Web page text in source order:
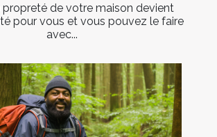
propreté de votre maison devient
pour vous et vous pouvez le faire
avec...